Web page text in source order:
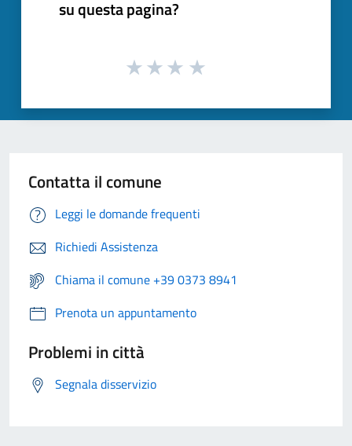
su questa pagina?
Contatta il comune
Leggi le domande frequenti
Richiedi Assistenza
Chiama il comune +39 0373 8941
Prenota un appuntamento
Problemi in città
Segnala disservizio